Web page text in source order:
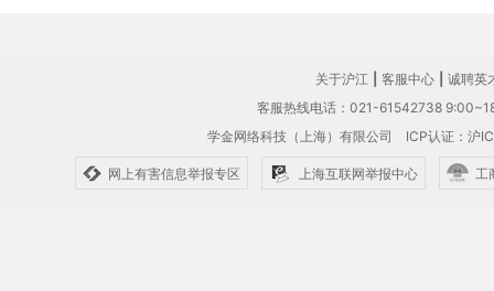
关于沪江 客服中心
诚聘英
客服热线电话：021-61542738
学金网络科技（上海）有限公司 ICP认证：沪
网上有害信息举报专区 上海互联网举报中心 工